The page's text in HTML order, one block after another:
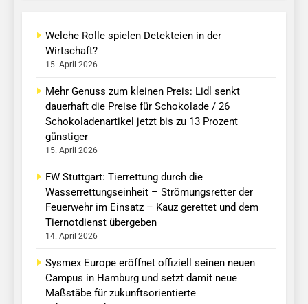
Welche Rolle spielen Detekteien in der
Wirtschaft?
15. April 2026
Mehr Genuss zum kleinen Preis: Lidl senkt
dauerhaft die Preise für Schokolade / 26
Schokoladenartikel jetzt bis zu 13 Prozent
günstiger
15. April 2026
FW Stuttgart: Tierrettung durch die
Wasserrettungseinheit – Strömungsretter der
Feuerwehr im Einsatz – Kauz gerettet und dem
Tiernotdienst übergeben
14. April 2026
Sysmex Europe eröffnet offiziell seinen neuen
Campus in Hamburg und setzt damit neue
Maßstäbe für zukunftsorientierte